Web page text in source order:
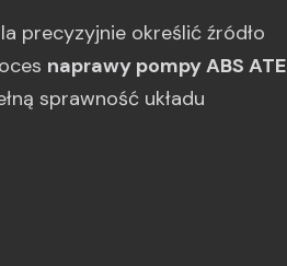
precyzyjnie określić źródło
naprawy pompy ABS ATE
sprawność układu